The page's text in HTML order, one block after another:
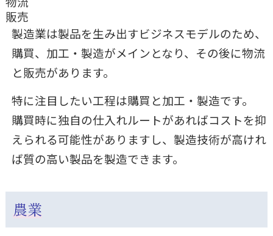
販売
製造業は製品を生み出すビジネスモデルのため、
購買、加工・製造がメインとなり、その後に物流
と販売があります。
特に注目したい工程は購買と加工・製造です。
購買時に独自の仕入れルートがあればコストを抑
えられる可能性がありますし、製造技術が高けれ
ば質の高い製品を製造できます。
農業